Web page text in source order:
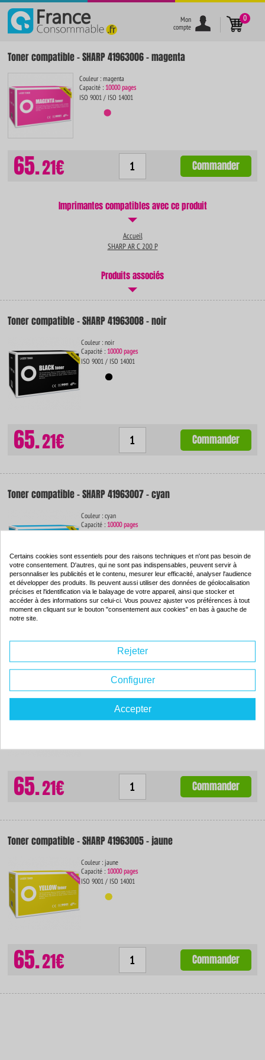
}
Mon
compte
0
Toner compatible - SHARP 41963006 - magenta
Couleur : magenta
Capacité : 10000 pages
ISO 9001 / ISO 14001
65.21€ Commander
Imprimantes compatibles avec ce produit
Accueil
SHARP AR C 200 P
Produits associés
Toner compatible - SHARP 41963008 - noir
Couleur : noir
Capacité : 10000 pages
ISO 9001 / ISO 14001
65.21€ Commander
Toner compatible - SHARP 41963007 - cyan
Couleur : cyan
Capacité : 10000 pages
65.21€ Commander
Toner compatible - SHARP 41963006 - magenta
Couleur : magenta
Capacité :10000 pages
ISO 9001 / ISO 14001
65.21€ Commander
Toner compatible - SHARP 41963005 - jaune
Couleur : jaune
Capacité : 10000 pages
ISO 9001 / ISO 14001
65.21€ Commander
Certains cookies sont essentiels pour des raisons techniques et n'ont pas besoin de
votre consentement. D'autres, qui ne sont pas indispensables, peuvent servir à
personnaliser les publicités et le contenu, mesurer leur efficacité, analyser l'audience
et développer des produits. Ils peuvent aussi utiliser des données de géolocalisation
précises et l'identification via le balayage de votre appareil, ainsi que stocker et
accéder à des informations sur celui-ci. Vous pouvez ajuster vos préférences à tout
moment en cliquant sur le bouton "consentement aux cookies" en bas à gauche de
notre site.
Rejeter
Configurer
Accepter